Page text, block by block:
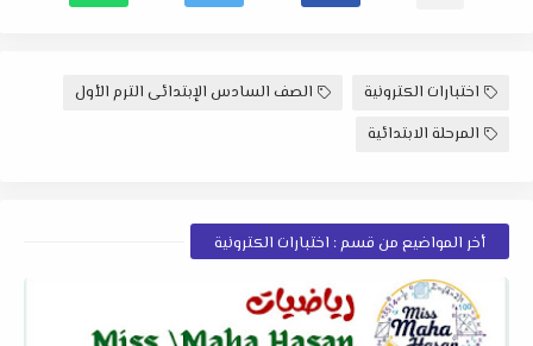
اختبارات الكترونية
الصف السادس الإبتدائى الترم الأول
المرحلة الابتدائية
أخر المواضيع من قسم : اختبارات الكترونية